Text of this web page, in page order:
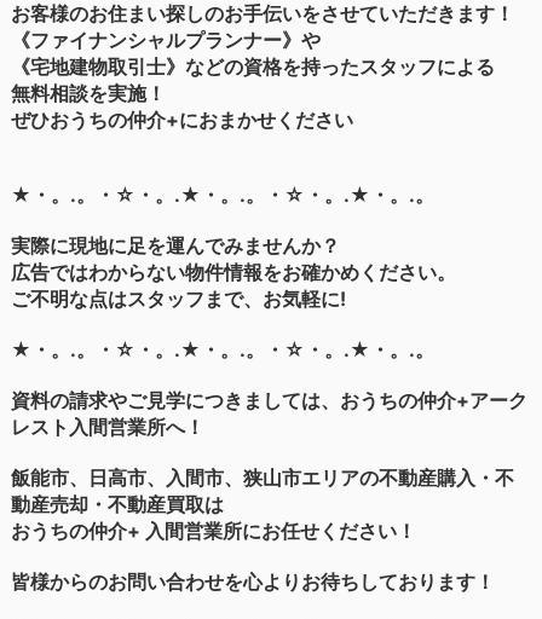
お客様のお住まい探しのお手伝いをさせていただきます！
《ファイナンシャルプランナー》や
《宅地建物取引士》などの資格を持ったスタッフによる
無料相談を実施！
ぜひおうちの仲介+におまかせください
★・。.。・☆・。.★・。.。・☆・。.★・。.。
実際に現地に足を運んでみませんか？
広告ではわからない物件情報をお確かめください。
ご不明な点はスタッフまで、お気軽に!
★・。.。・☆・。.★・。.。・☆・。.★・。.。
資料の請求やご見学につきましては、おうちの仲介+アーク
レスト入間営業所へ！
飯能市、日高市、入間市、狭山市エリアの不動産購入・不
動産売却・不動産買取は
おうちの仲介+ 入間営業所にお任せください！
皆様からのお問い合わせを心よりお待ちしております！